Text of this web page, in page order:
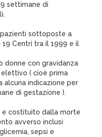
settimane di
sottoposte a
Centri tra il 1999 e il
donne con gravidanza
( cioè prima
alcuna indicazione per
di gestazione ).
e costituito dalla morte
avverso inclusi
sepsi e